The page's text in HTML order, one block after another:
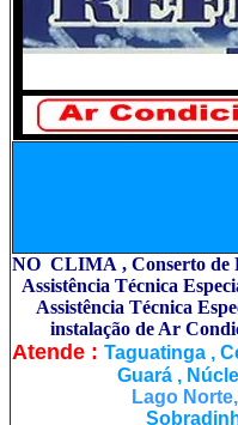
NO CLIMA , Conserto de
Assistência Técnica
Assistência Técnica
instalação de Ar
Atende : Taguatinga ,
Guará ,
Lago Norte,